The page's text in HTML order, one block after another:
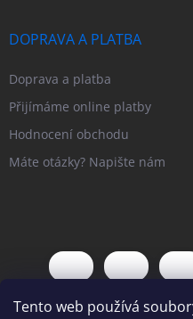
Tento web používá
DOPRAVA A PLATBA
Doprava a platba
Přijímáme online platby
Hodnocení obchodu
Máte otázky? Napište nám